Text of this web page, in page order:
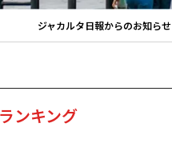
ジャカルタ日報からのお知らせ
ンキング